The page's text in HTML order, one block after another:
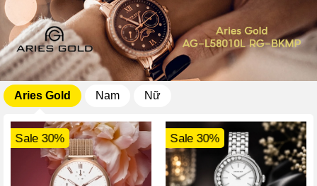
Aries Gold Nam Nữ
Sale 30% Sale 30%